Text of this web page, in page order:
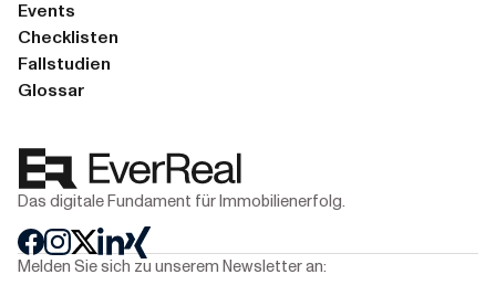
Events
Checklisten
Fallstudien
Glossar
Das digitale Fundament für Immobilienerfolg.
Melden Sie sich zu unserem Newsletter an: